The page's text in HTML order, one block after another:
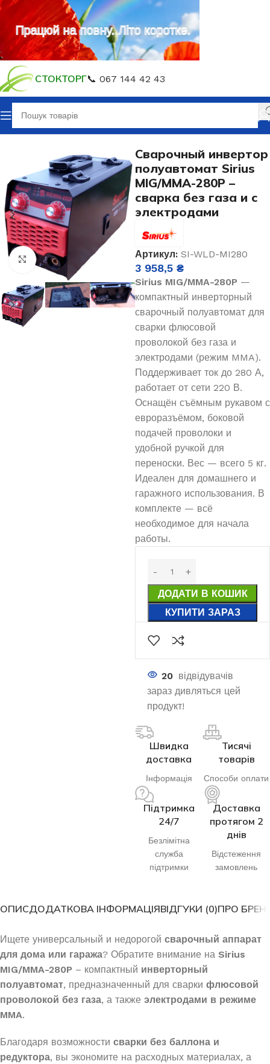
СТОКТОРГ📞 067 144 42 43
Зварювальне обладнання Напівавтомати MIG/MAG
Клацніть, щоб збільшити
Сварочный инвертор
полуавтомат Sirius
MIG/MMA-280P –
сварка без газа и с
электродами
Артикул: SI-WLD-MI280
3 958,5 ₴
Sirius MIG/MMA-280P —
компактный инверторный
сварочный полуавтомат для
сварки флюсовой
проволокой без газа и
электродами (режим MMA).
Поддерживает ток до 280 А,
работает от сети 220 В.
Оснащён съёмным рукавом с
евроразъёмом, боковой
подачей проволоки и
удобной ручкой для
переноски. Вес — всего 5 кг.
Идеален для домашнего и
гаражного использования. В
комплекте — всё
необходимое для начала
работы.
ДОДАТИ В КОШИК
КУПИТИ ЗАРАЗ
20 відвідувачів
зараз дивляться цей
продукт!
Швидка
доставка
Інформація
Тисячі
товарів
Способи оплати
Підтримка
24/7
Безлімітна
служба
підтримки
Доставка
протягом 2
днів
Відстеження
замовлень
ОПИСДОДАТКОВА ІНФОРМАЦІЯВІДГУКИ (0)ПРО
Ищете универсальный и недорогой сварочный аппарат
для дома или гаража? Обратите внимание на Sirius
MIG/MMA-280P – компактный инверторный
полуавтомат, предназначенный для сварки флюсовой
проволокой без газа, а также электродами в режиме
MMA.
Благодаря возможности сварки без баллона и
редуктора, вы экономите на расходных материалах, а
Працюй на повну. Літо коротке.